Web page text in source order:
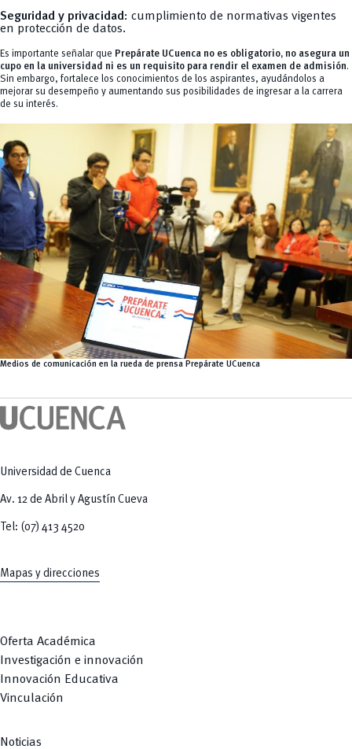
Seguridad y privacidad: cumplimiento de normativas vigentes
en protección de datos.
Es importante señalar que Prepárate UCuenca no es obligatorio, no asegura un
cupo en la universidad ni es un requisito para rendir el examen de admisión.
Sin embargo, fortalece los conocimientos de los aspirantes, ayudándolos a
mejorar su desempeño y aumentando sus posibilidades de ingresar a la carrera
de su interés.
Medios de comunicación en la rueda de prensa Prepárate UCuenca
Universidad de Cuenca
Av. 12 de Abril y Agustín Cueva
Tel: (07) 413 4520
Mapas y direcciones
Oferta Académica
Investigación e innovación
Innovación Educativa
Vinculación
Noticias